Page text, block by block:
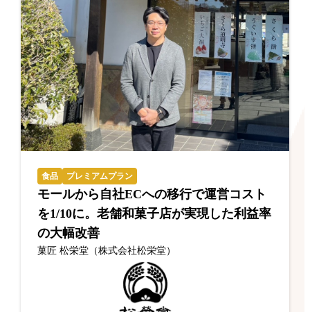
食品 プレミアムプラン
モールから自社ECへの移行で運営コスト
を1/10に。老舗和菓子店が実現した利益率
の大幅改善
菓匠 松栄堂（株式会社松栄堂）